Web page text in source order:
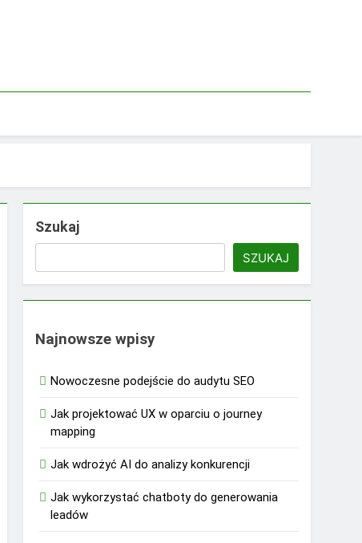
Szukaj
SZUKAJ
Najnowsze wpisy
Nowoczesne podejście do audytu SEO
Jak projektować UX w oparciu o journey
mapping
Jak wdrożyć AI do analizy konkurencji
Jak wykorzystać chatboty do generowania
leadów